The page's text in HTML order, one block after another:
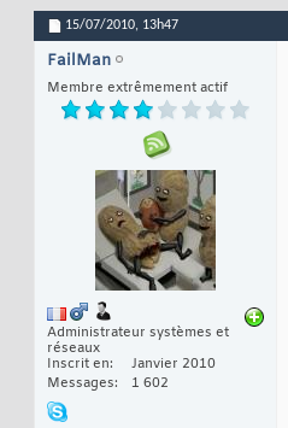
15/07/2010, 13h47
FailMan
Membre extrêmement actif
Administrateur systèmes et
réseaux
Inscrit en
Janvier 2010
Messages
1 602